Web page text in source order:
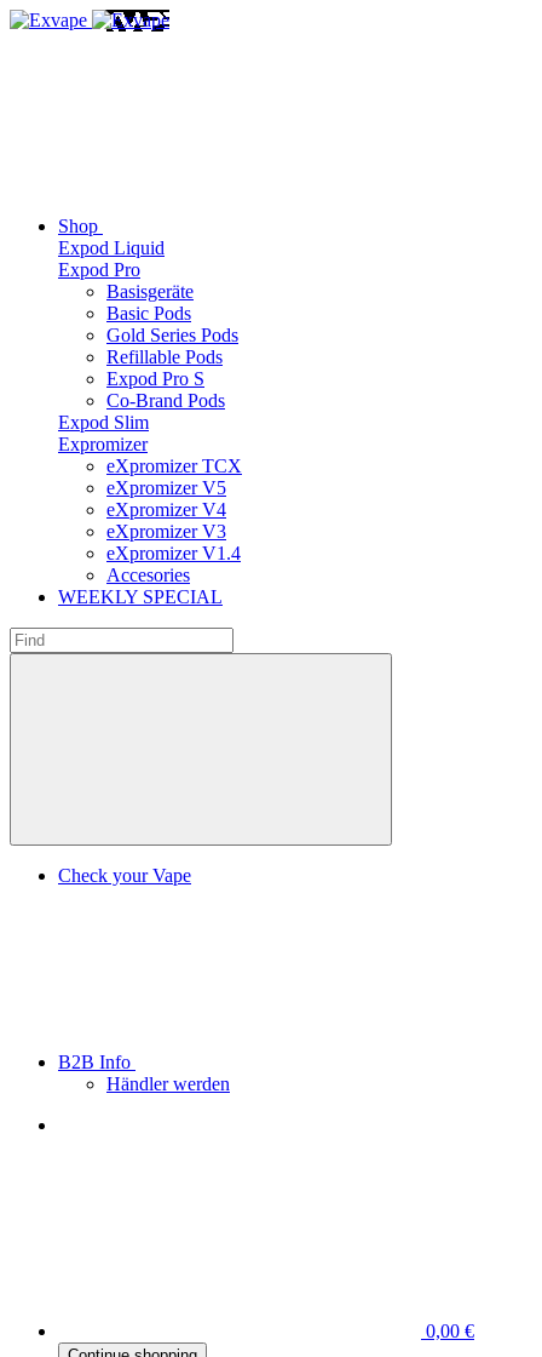
Shop
Expod Liquid
Expod Pro
Basisgeräte
Basic Pods
Gold Series Pods
Refillable Pods
Expod Pro S
Co-Brand Pods
Expod Slim
Expromizer
eXpromizer TCX
eXpromizer V5
eXpromizer V4
eXpromizer V3
eXpromizer V1.4
Accesories
WEEKLY SPECIAL
Check your Vape
B2B Info
Händler werden
0,00 €